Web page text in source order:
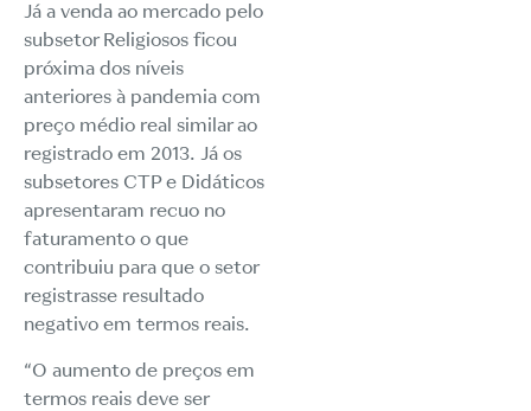
Já a venda ao mercado pelo
subsetor Religiosos ficou
próxima dos níveis
anteriores à pandemia com
preço médio real similar ao
registrado em 2013. Já os
subsetores CTP e Didáticos
apresentaram recuo no
faturamento o que
contribuiu para que o setor
registrasse resultado
negativo em termos reais.
“O aumento de preços em
termos reais deve ser